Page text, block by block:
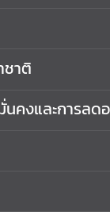
ชาติ
คงและการลด